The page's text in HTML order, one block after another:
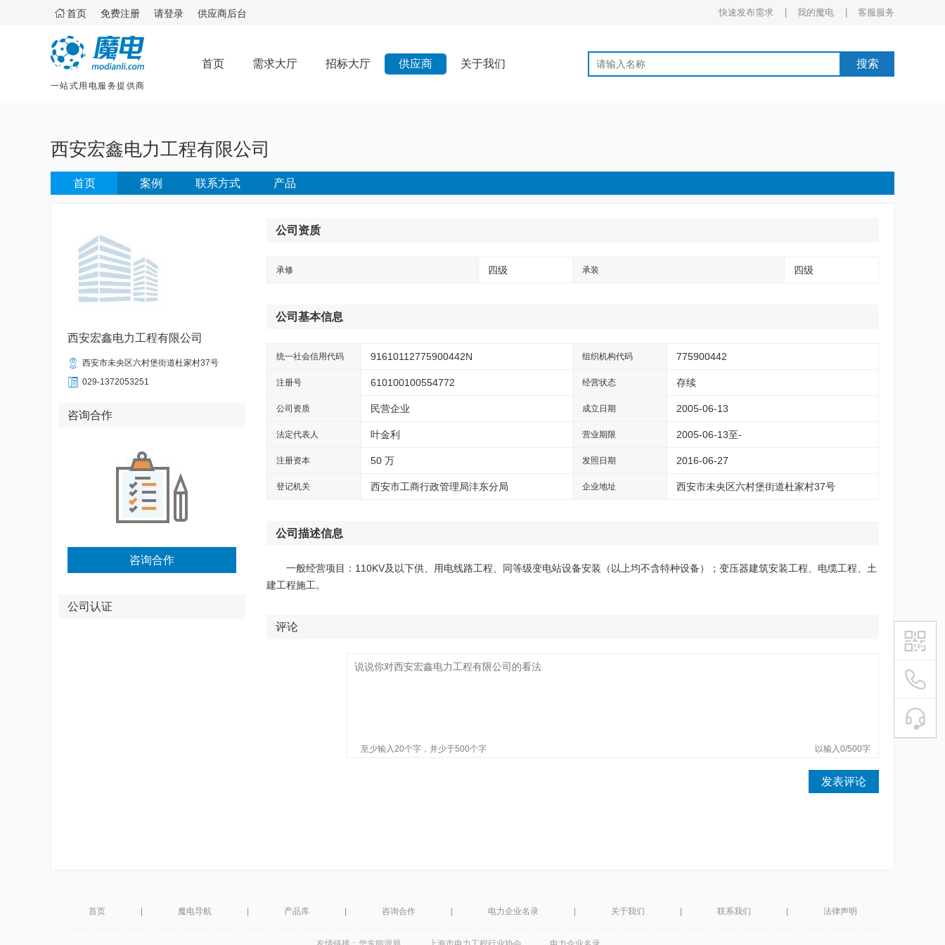
首页 免费注册 请登录 供应商后台 快速发布需求 | 我的魔电 | 客服服务
一站式用电服务提供商
首页 需求大厅 招标大厅 供应商 关于我们 搜索
西安宏鑫电力工程有限公司
首页 案例 联系方式 产品
西安宏鑫电力工程有限公司
 西安市未央区六村堡街道杜家村37号
 029-1372053251
咨询合作
咨询合作
公司认证
公司资质
承修 四级 承装 四级
公司基本信息
统一社会信用代码 91610112775900442N 组织机构代码 775900442
注册号 610100100554772 经营状态 存续
公司资质 民营企业 成立日期 2005-06-13
法定代表人 叶金利 营业期限 2005-06-13至-
注册资本 50 万 发照日期 2016-06-27
登记机关 西安市工商行政管理局沣东分局 企业地址 西安市未央区六村堡街道杜家村37号
公司描述信息
一般经营项目：110KV及以下供、用电线路工程、同等级变电站设备安装（以上均不含特种设备）；变压器建筑安装工程、电缆工程、土
建工程施工。
评论
至少输入20个字，并少于500个字 以输入0/500字
发表评论
首页 魔电导航 产品库 咨询合作 电力企业名录 关于我们 联系我们 法律声明
魔电平台
微信扫描
021-